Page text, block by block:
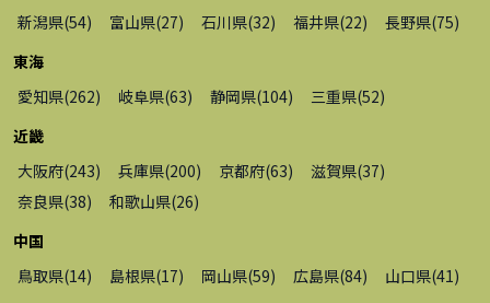
新潟県(54) 富山県(27) 石川県(32) 福井県(22) 長野県(75)
東海
愛知県(262) 岐阜県(63) 静岡県(104) 三重県(52)
近畿
大阪府(243) 兵庫県(200) 京都府(63) 滋賀県(37)
奈良県(38) 和歌山県(26)
中国
鳥取県(14) 島根県(17) 岡山県(59) 広島県(84) 山口県(41)